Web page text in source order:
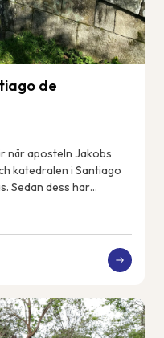
de
när aposteln Jakobs
katedralen i Santiago
Sedan dess har